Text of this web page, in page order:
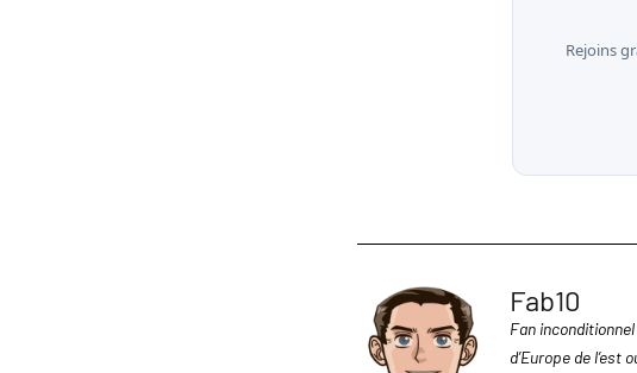
Rejoins
Fab10
Fan
d’Europe de